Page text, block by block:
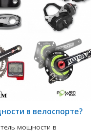
в велоспорте?
мощности в